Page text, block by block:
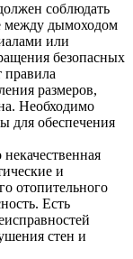
соблюдать
между дымоходом
или
безопасных
правила
размеров,
Необходимо
для обеспечения
и
отопительного
Есть
стен и